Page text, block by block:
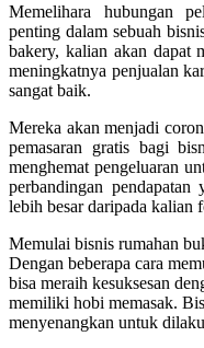
Memelihara hubungan
penting dalam sebuah
bakery, kalian akan dapat
meningkatnya penjualan
sangat baik.
Mereka akan menjadi
pemasaran gratis bagi
menghemat pengeluaran
perbandingan
lebih besar daripada kalian
Memulai bisnis rumahan
Dengan beberapa cara
bisa meraih kesuksesan
memiliki hobi memasak.
menyenangkan untuk